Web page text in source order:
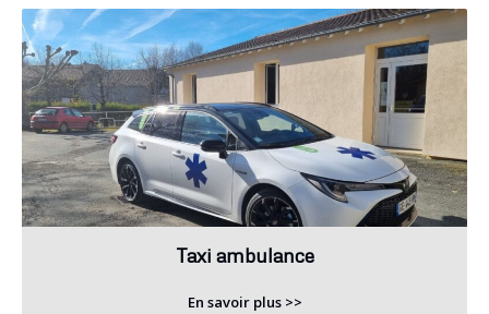
Taxi ambulance
En savoir plus >>